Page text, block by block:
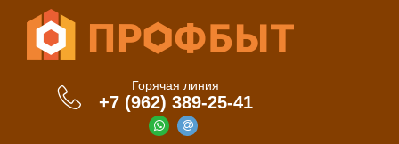
Горячая линия
+7 (962) 389-25-41